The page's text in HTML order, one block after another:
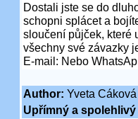
Dostali jste se do
schopni splácet a
sloučení půjček, které
všechny své závazky
E-mail: Nebo
Author: Yveta Cáková
Upřímný a